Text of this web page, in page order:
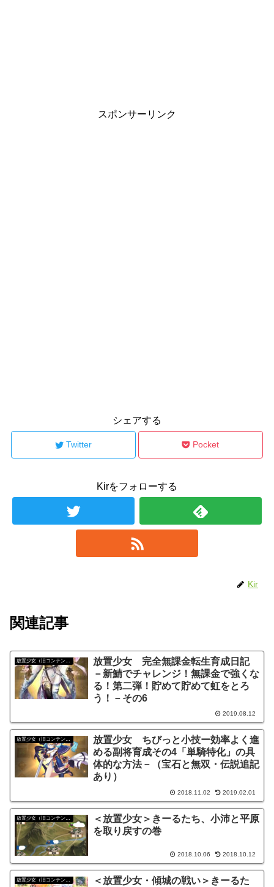
スポンサーリンク
シェアする
Twitter Pocket
Kirをフォローする
Kir
関連記事
放置少女（旧コンテンツ）
放置少女 完全無課金転生育成日記
－新鯖でチャレンジ！無課金で強くな
る！第二弾！貯めて貯めて虹をとろ
う！－その6
2019.08.12
放置少女（旧コンテンツ）
放置少女 ちびっと小技ー効率よく進
める副将育成その4「単騎特化」の具
体的な方法－（宝石と無双・伝説追記
あり）
2018.11.02 2019.02.01
＜放置少女＞きーるたち、小沛と平原
を取り戻すの巻
2018.10.06 2018.10.12
放置少女（旧コンテンツ）
＜放置少女・傾城の戦い＞きーるた